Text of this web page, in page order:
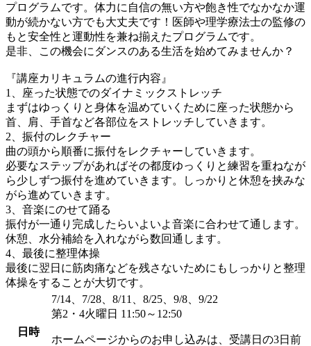
プログラムです。体力に自信の無い方や飽き性でなかなか運
動が続かない方でも大丈夫です！医師や理学療法士の監修の
もと安全性と運動性を兼ね揃えたプログラムです。
是非、この機会にダンスのある生活を始めてみませんか？
『講座カリキュラムの進行内容』
1、座った状態でのダイナミックストレッチ
まずはゆっくりと身体を温めていくために座った状態から
首、肩、手首など各部位をストレッチしていきます。
2、振付のレクチャー
曲の頭から順番に振付をレクチャーしていきます。
必要なステップがあればその都度ゆっくりと練習を重ねなが
ら少しずつ振付を進めていきます。しっかりと休憩を挟みな
がら進めていきます。
3、音楽にのせて踊る
振付が一通り完成したらいよいよ音楽に合わせて通します。
休憩、水分補給を入れながら数回通します。
4、最後に整理体操
最後に翌日に筋肉痛などを残さないためにもしっかりと整理
体操をすることが大切です。
日時
7/14、7/28、8/11、8/25、9/8、9/22
第2・4火曜日 11:50～12:50
ホームページからのお申し込みは、受講日の3日前